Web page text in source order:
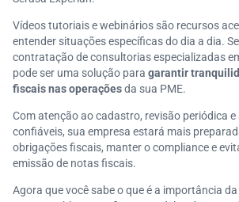
Vídeos tutoriais e webinários são recursos
entender situações específicas do dia a dia.
contratação de consultorias especializadas
pode ser uma solução para garantir
fiscais nas operaçõesda sua PME.
Com atenção ao cadastro, revisão periódica
confiáveis, sua empresa estará mais
obrigações fiscais, manter o compliance e
emissão de notas fiscais.
Agora que você sabe o que é a importância